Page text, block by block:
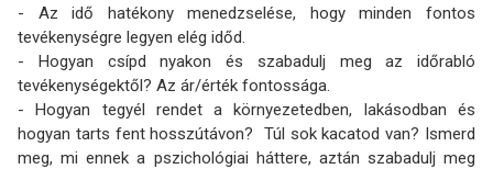
- Az idő hatékony menedzselése, hogy minden fontos
tevékenységre legyen elég időd.
- Hogyan csípd nyakon és szabadulj meg az időrabló
tevékenységektől? Az ár/érték fontossága.
- Hogyan tegyél rendet a környezetedben, lakásodban és
hogyan tarts fent hosszútávon? Túl sok kacatod van? Ismerd
meg, mi ennek a pszichológiai háttere, aztán szabadulj meg